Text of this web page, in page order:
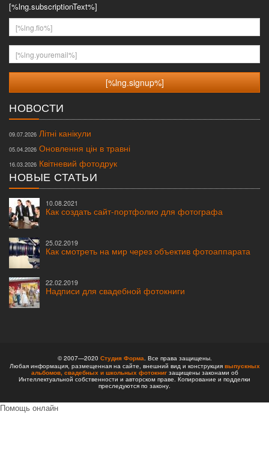
[%lng.subscriptionText%]
[%lng.fio%]
[%lng.youremail%]
НОВОСТИ
09.07.2026 Літні канікули
05.04.2026 Оновлення цін в травні
16.03.2026 Квітневий фотодрук
НОВЫЕ СТАТЬИ
10.08.2021
Как создать сайт-портфолио для фотографа
25.02.2019
Как смотреть на мир через объектив фотоаппарата
22.02.2019
Надписи для свадебной фотокниги
© 2007—2020 Студия Форма. Все права защищены.
Любая информация, размещенная на сайте, внешний вид и конструкция выпускных
альбомов, свадебных и школьных фотокнигзащищены законами об
Интеллектуальной собственности и авторском праве. Копирование и подделки
преследуются по закону.
Помощь онлайн